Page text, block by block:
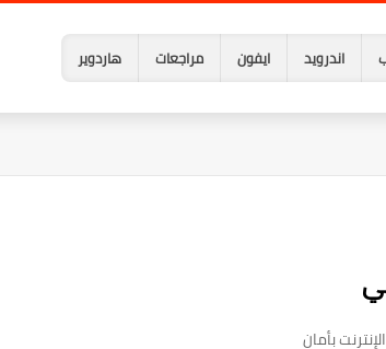
اندرويد ايفون مراجعات هاردوير